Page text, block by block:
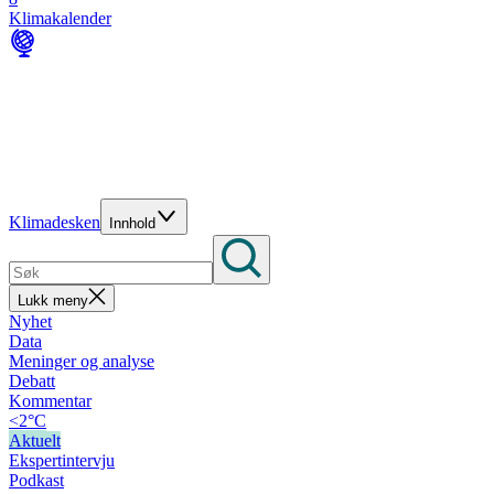
Klimakalender
Klimadesken Innhold
Lukk meny
Nyhet
Data
Meninger og analyse
Debatt
Kommentar
<2°C
Aktuelt
Ekspertintervju
Podkast